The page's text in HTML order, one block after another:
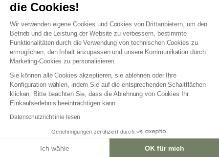
die Cookies!
Wir verwenden eigene Cookies und Cookies von Drittanbietern, um den
Betrieb und die Leistung der Website zu verbessern, bestimmte
Funktionalitäten durch die Verwendung von technischen Cookies zu
ermöglichen, den Inhalt anzupassen und unsere Kommunikation durch
Marketing-Cookies zu personalisieren.
Sie können alle Cookies akzeptieren, sie ablehnen oder Ihre
Konfiguration wählen, indem Sie auf die entsprechenden Schaltflächen
klicken. Bitte beachten Sie, dass die Ablehnung von Cookies Ihr
Einkaufserlebnis beeinträchtigen kann.
Datenschutzrichtlinie lesen
Genehmigungen zertifiziert durch
Ich wähle OK für mich
Unsere Geschäfte
AGB Treueprogramm
Datenschutzrichtlinien
Allgemeine Geschäftsbedingungen für Geschäftskunden
Erklärung zur Barrierefreiheit